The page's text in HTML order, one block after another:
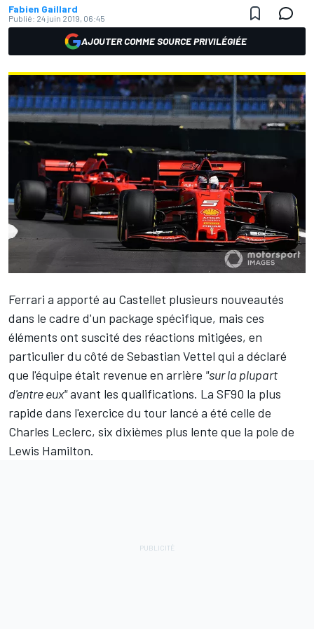
Fabien Gaillard
Publié: 24 juin 2019, 06:45
AJOUTER COMME SOURCE PRIVILÉGIÉE
Ferrari a apporté au Castellet plusieurs nouveautés
dans le cadre d'un package spécifique, mais ces
éléments ont suscité des réactions mitigées, en
particulier du côté de Sebastian Vettel qui a déclaré
que l'équipe était revenue en arrière "sur la plupart
d'entre eux"avant les qualifications. La SF90 la plus
rapide dans l'exercice du tour lancé a été celle de
Charles Leclerc, six dixièmes plus lente que la pole de
Lewis Hamilton.